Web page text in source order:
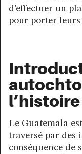
d’effectuer un
pour porter leurs
Le Guatemala
traversé par des
conséquence de